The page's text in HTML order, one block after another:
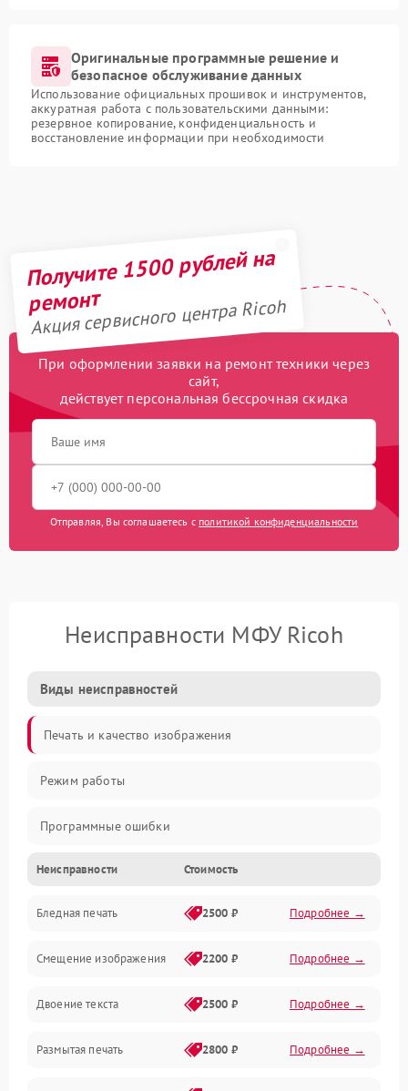
Оригинальные программные решение и
безопасное обслуживание данных
Использование официальных прошивок и инструментов,
аккуратная работа с пользовательскими данными:
резервное копирование, конфиденциальность и
восстановление информации при необходимости
Получите 1500 рублей на
ремонт
Акция сервисного центра Ricoh
При оформлении заявки на ремонт техники через
сайт,
действует персональная бессрочная скидка
Отправляя, Вы соглашаетесь с политикой конфиденциальности
Неисправности МФУ Ricoh
Виды неисправностей
Печать и качество изображения
Режим работы
Программные ошибки
Картриджи и расходники
Сканер и копирование
Механика и узлы
Программные сбои
Подключение и интерфейсы
Неисправности Стоимость
Бледная печать 2500 ₽ Подробнее →
Смещение изображения 2200 ₽ Подробнее →
Двоение текста 2500 ₽ Подробнее →
Размытая печать 2800 ₽ Подробнее →